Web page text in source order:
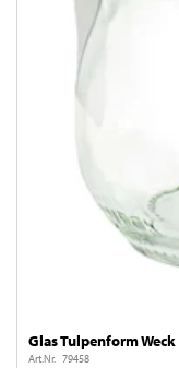
Glas Tulpenform
Art.Nr. 79458